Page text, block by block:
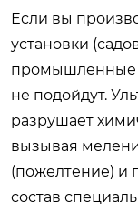
Если вы
установки
промышленные
не подойдут.
разрушает
вызывая
(пожелтение) и
состав